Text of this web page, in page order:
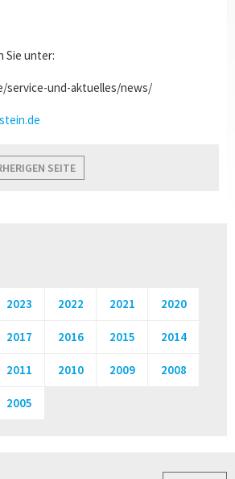
Sie unter:
service-und-aktuelles/news/
SEITE
2023 2022 2021 2020
2017 2016 2015 2014
2011 2010 2009 2008
2005